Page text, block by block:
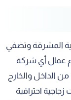
المشرقة وتضفي
عمال أي شركة
الداخل والخارج
احترافية